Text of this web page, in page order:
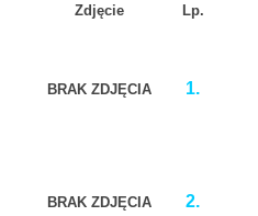
Zdjęcie Lp.
BRAK ZDJĘCIA 1.
BRAK ZDJĘCIA 2.